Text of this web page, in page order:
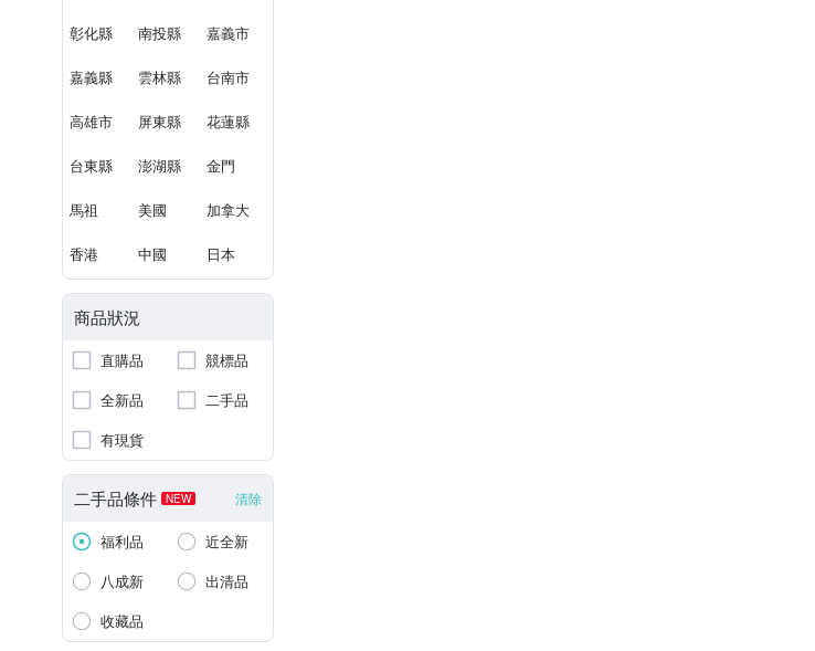
彰化縣 南投縣 嘉義市
嘉義縣 雲林縣 台南市
高雄市 屏東縣 花蓮縣
台東縣 澎湖縣 金門
馬祖 美國 加拿大
香港 中國 日本
商品狀況
直購品
競標品
全新品
二手品
有現貨
二手品條件 NEW 清除
福利品
近全新
八成新
出清品
收藏品